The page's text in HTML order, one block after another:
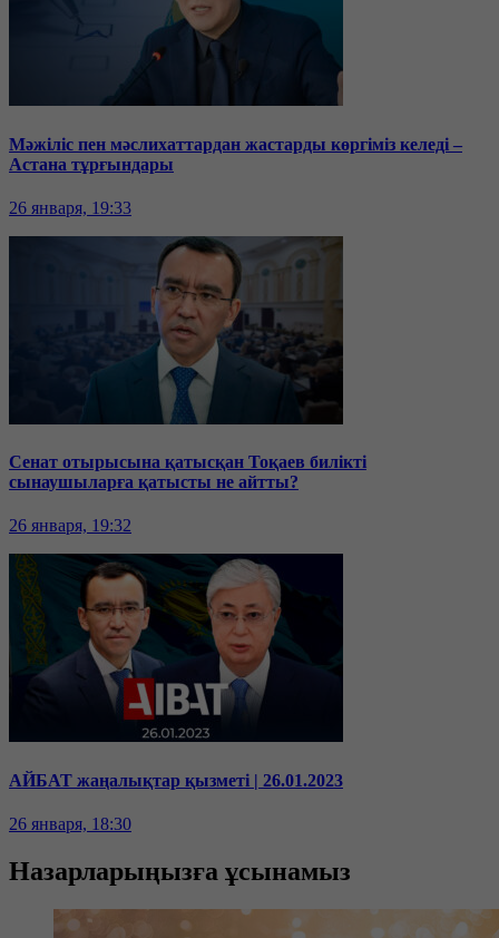
Мәжіліс пен мәслихаттардан жастарды көргіміз келеді –
Астана тұрғындары
26 января, 19:33
Сенат отырысына қатысқан Тоқаев билікті
сынаушыларға қатысты не айтты?
26 января, 19:32
АЙБАТ жаңалықтар қызметі | 26.01.2023
26 января, 18:30
Назарларыңызға ұсынамыз